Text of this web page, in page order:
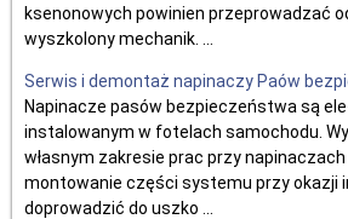
ksenonowych powinien przeprowadzać
wyszkolony mechanik. ...
Serwis i demontaż napinaczy Paów
Napinacze pasów bezpieczeństwa są
instalowanym w fotelach samochodu.
własnym zakresie prac przy
montowanie części systemu przy okazji
doprowadzić do uszko ...